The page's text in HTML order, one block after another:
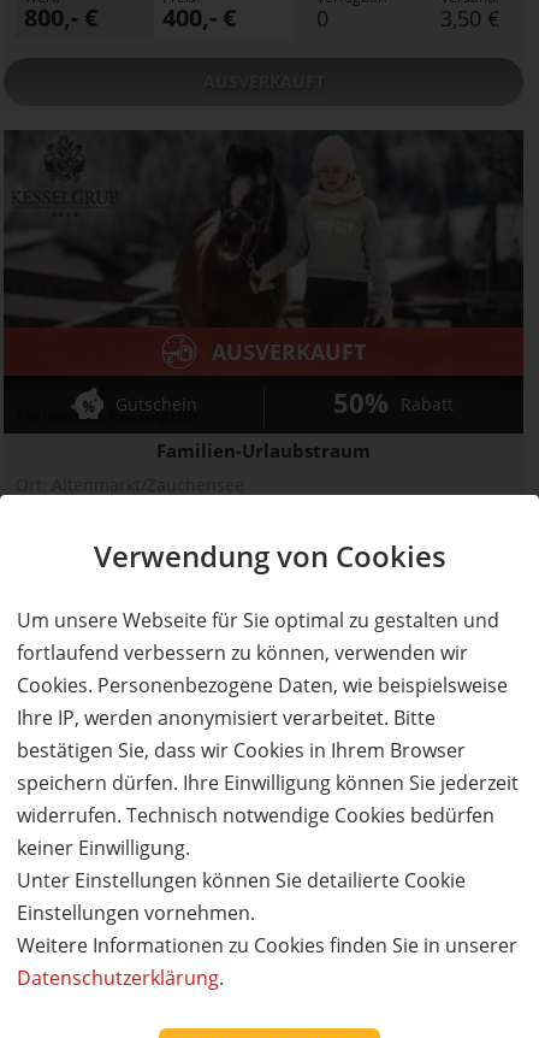
Verwendung von Cookies
Um unsere Webseite für Sie optimal zu gestalten und
fortlaufend verbessern zu können, verwenden wir
Cookies. Personenbezogene Daten, wie beispielsweise
Ihre IP, werden anonymisiert verarbeitet. Bitte
bestätigen Sie, dass wir Cookies in Ihrem Browser
speichern dürfen. Ihre Einwilligung können Sie jederzeit
widerrufen. Technisch notwendige Cookies bedürfen
keiner Einwilligung.
Unter Einstellungen können Sie detailierte Cookie
Einstellungen vornehmen.
Weitere Informationen zu Cookies finden Sie in unserer
Datenschutzerklärung.
800,- € 400,- € 0 3,50 €
Ferienwelt Kesselgrub
Familien-Urlaubstraum
AUSVERKAUFT
Gutschein 50% Rabatt
900,- € 450,- € 0 3,50 €
AUSVERKAUFT
Ferienwelt Kesselgrub
Familien-Urlaubstraum
AUSVERKAUFT
Gutschein 50%